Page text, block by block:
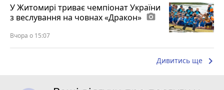
У Житомирі триває чемпіонат України
з веслування на човнах «Дракон» photo_camera
Вчора о 15:07
Дивитись ще keyboard_arrow_right